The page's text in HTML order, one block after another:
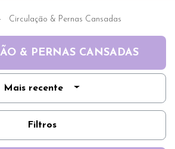
Circulação & Pernas Cansadas
& PERNAS CANSADAS
Mais recente
Filtros